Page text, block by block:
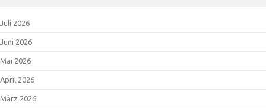
Juli 2026
Juni 2026
Mai 2026
April 2026
März 2026